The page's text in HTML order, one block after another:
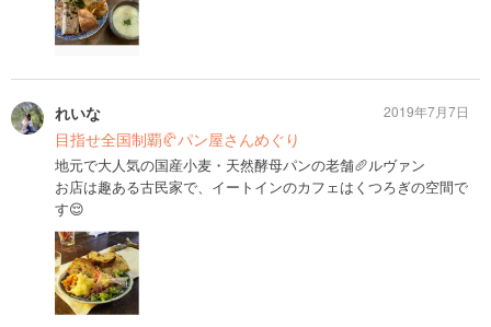
れいな
目指せ全国制覇🥐パン屋さんめぐり
地元で大人気の国産小麦・天然酵母パンの老舗🥖ルヴァン
お店は趣ある古民家で、イートインのカフェはくつろぎの空間で
す😌
2019年7月7日